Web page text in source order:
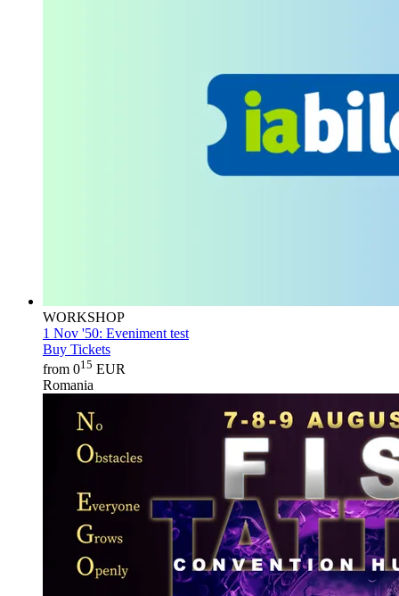
WORKSHOP
1 Nov '50: Eveniment test
Buy Tickets
from 015 EUR
Romania